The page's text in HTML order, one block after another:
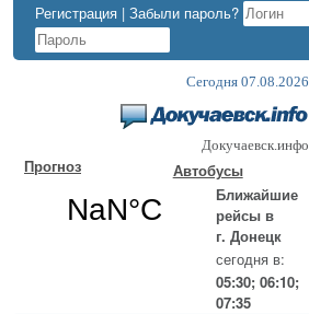
Регистрация | Забыли пароль?
Сегодня 07.08.2026
Докучаевск.инфо
Прогноз
Автобусы
Ближайшие
рейсы в
г. Донецк
сегодня в:
05:30; 06:10;
07:35